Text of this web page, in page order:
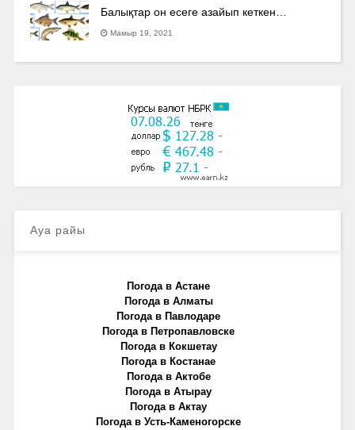
Балықтар он есеге азайып кеткен…
Мамыр 19, 2021
Ауа райы
Погода в Астане
Погода в Алматы
Погода в Павлодаре
Погода в Петропавловске
Погода в Кокшетау
Погода в Костанае
Погода в Актобе
Погода в Атырау
Погода в Актау
Погода в Усть-Каменогорске